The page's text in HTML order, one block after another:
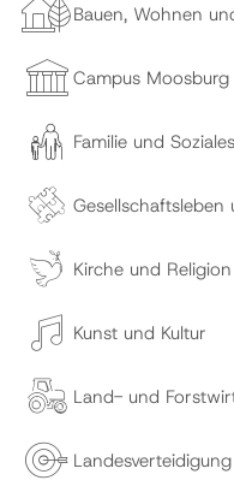
Bauen, Wohnen
Campus Moosburg
Familie und Soziales
Gesellschaftsleben
Kirche und Religion
Kunst und Kultur
Land- und
Landesverteidigung